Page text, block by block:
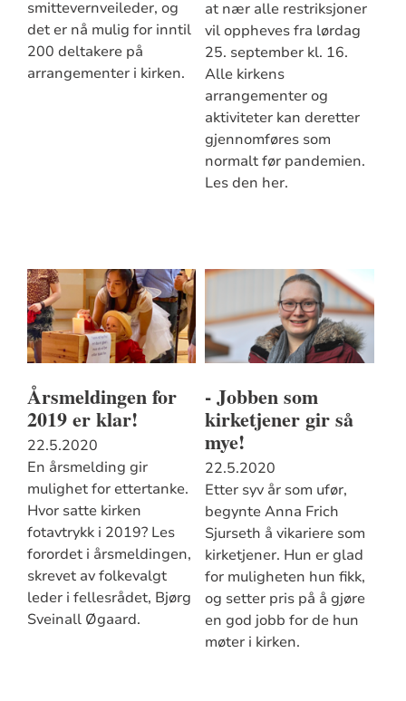
smittevernveileder, og
det er nå mulig for inntil
200 deltakere på
arrangementer i kirken.
at nær alle restriksjoner
vil oppheves fra lørdag
25. september kl. 16.
Alle kirkens
arrangementer og
aktiviteter kan deretter
gjennomføres som
normalt før pandemien.
Les den her.
Årsmeldingen for
2019 er klar!
22.5.2020
En årsmelding gir
mulighet for ettertanke.
Hvor satte kirken
fotavtrykk i 2019? Les
forordet i årsmeldingen,
skrevet av folkevalgt
leder i fellesrådet, Bjørg
Sveinall Øgaard.
- Jobben som
kirketjener gir så
mye!
22.5.2020
Etter syv år som ufør,
begynte Anna Frich
Sjurseth å vikariere som
kirketjener. Hun er glad
for muligheten hun fikk,
og setter pris på å gjøre
en god jobb for de hun
møter i kirken.